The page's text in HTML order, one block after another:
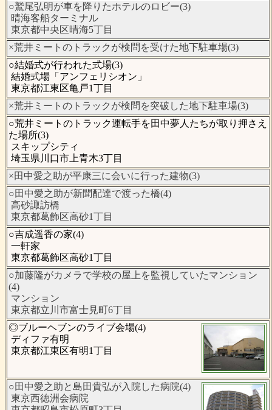
○鷲尾弘明が車を降りたホテルのロビー(3)
晴海客船ターミナル
東京都中央区晴海5丁目
×荒井ミートのトラックが検問を受けた地下駐車場(3)
○結婚式が行われた式場(3)
結婚式場「アンフェリシオン」
東京都江東区亀戸1丁目
×荒井ミートのトラックが検問を突破した地下駐車場(3)
○荒井ミートのトラック運転手を田中夢人たちが取り押さえ
た場所(3)
スキップシティ
埼玉県川口市上青木3丁目
×田中愛之助が平康三に会いに行った建物(3)
○田中愛之助が新聞配達で渡った橋(4)
高砂諏訪橋
東京都葛飾区高砂1丁目
○吉成遥香の家(4)
一軒家
東京都葛飾区高砂1丁目
○加藤隆がカメラで学校の屋上を監視していたマンション
(4)
マンション
東京都立川市富士見町6丁目
◎ブルーヘブンのライブ会場(4)
ディファ有明
東京都江東区有明1丁目
○田中愛之助と島田貴弘が入院した病院(4)
東京西徳洲会病院